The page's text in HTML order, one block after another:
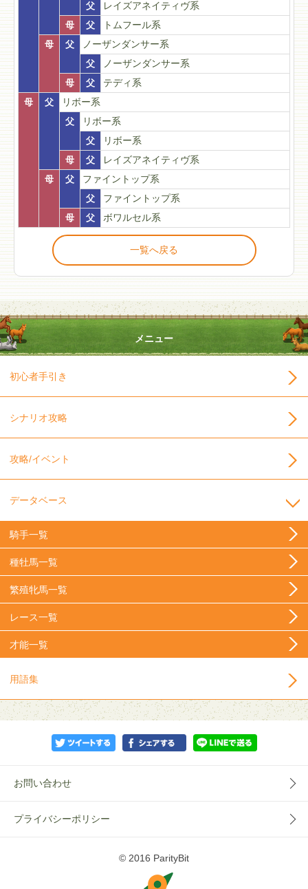
父
レイズアネイティヴ系
母
父
トムフール系
母
父
ノーザンダンサー系
父
ノーザンダンサー系
母
父
テディ系
母
父
リボー系
父
リボー系
父
リボー系
母
父
レイズアネイティヴ系
母
父
ファイントップ系
父
ファイントップ系
母
父 ボワルセル系
一覧へ戻る
メニュー
初心者手引き
シナリオ攻略
攻略/イベント
データベース
騎手一覧
種牡馬一覧
繁殖牝馬一覧
レース一覧
才能一覧
用語集
お問い合わせ
プライバシーポリシー
© 2016 ParityBit